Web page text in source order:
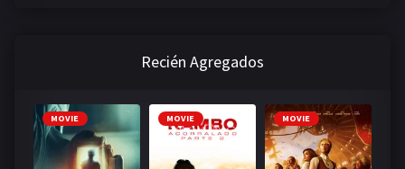
Recién Agregados
MOVIE MOVIE MOVIE